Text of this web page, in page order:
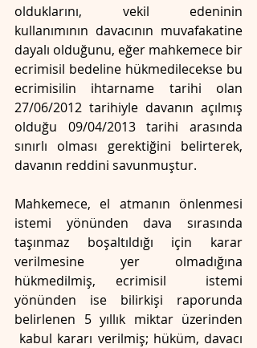
olduklarını, vekil edeninin
kullanımının davacının muvafakatine
dayalı olduğunu, eğer mahkemece bir
ecrimisil bedeline hükmedilecekse bu
ecrimisilin ihtarname tarihi olan
27/06/2012 tarihiyle davanın açılmış
olduğu 09/04/2013 tarihi arasında
sınırlı olması gerektiğini belirterek,
davanın reddini savunmuştur.
Mahkemece, el atmanın önlenmesi
istemi yönünden dava sırasında
taşınmaz boşaltıldığı için karar
verilmesine yer olmadığına
hükmedilmiş, ecrimisil  istemi
yönünden ise bilirkişi raporunda
belirlenen 5 yıllık miktar üzerinden
kabul kararı verilmiş; hüküm, davacı